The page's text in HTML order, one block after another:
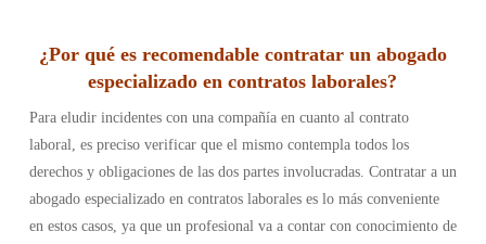
¿Por qué es recomendable contratar un abogado
especializado en contratos laborales?
Para eludir incidentes con una compañía en cuanto al contrato
laboral, es preciso verificar que el mismo contempla todos los
derechos y obligaciones de las dos partes involucradas. Contratar a un
abogado especializado en contratos laborales es lo más conveniente
en estos casos, ya que un profesional va a contar con conocimiento de